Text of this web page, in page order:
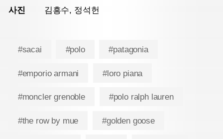
사진
김흥수, 정석헌
#sacai #polo #patagonia
#emporio armani #loro piana
#moncler grenoble #polo ralph lauren
#the row by mue #golden goose